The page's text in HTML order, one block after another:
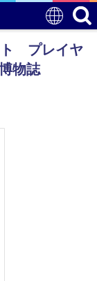
ト プレイヤ
物誌